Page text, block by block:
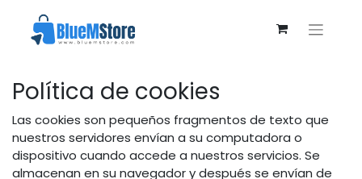
Política de cookies
Las cookies son pequeños fragmentos de texto que
nuestros servidores envían a su computadora o
dispositivo cuando accede a nuestros servicios. Se
almacenan en su navegador y después se envían de